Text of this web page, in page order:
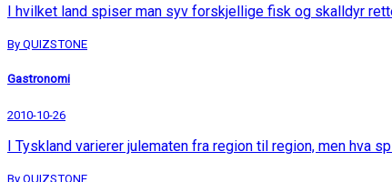
I hvilket land spiser man syv forskjellige fisk og skalldyr
By QUIZSTONE
Gastronomi
2010-10-26
I Tyskland varierer julematen fra region til region, men hva
By QUIZSTONE